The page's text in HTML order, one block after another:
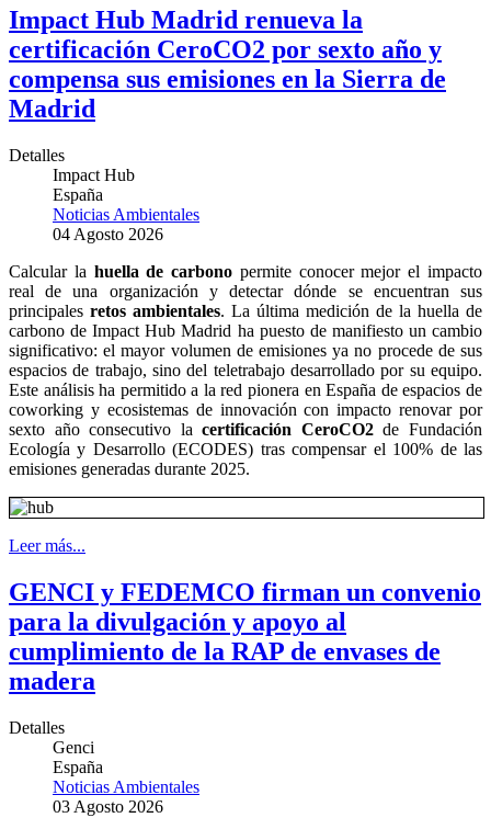
Impact Hub Madrid renueva la
certificación CeroCO2 por sexto año y
compensa sus emisiones en la Sierra de
Madrid
Detalles
Impact Hub
España
Noticias Ambientales
04 Agosto 2026
Calcular la huella de carbono permite conocer mejor el impacto
real de una organización y detectar dónde se encuentran sus
principales retos ambientales. La última medición de la huella de
carbono de Impact Hub Madrid ha puesto de manifiesto un cambio
significativo: el mayor volumen de emisiones ya no procede de sus
espacios de trabajo, sino del teletrabajo desarrollado por su equipo.
Este análisis ha permitido a la red pionera en España de espacios de
coworking y ecosistemas de innovación con impacto renovar por
sexto año consecutivo lacertificación CeroCO2de Fundación
Ecología y Desarrollo (ECODES) tras compensar el 100% de las
emisiones generadas durante 2025.
Leer más...
GENCI y FEDEMCO firman un convenio
para la divulgación y apoyo al
cumplimiento de la RAP de envases de
madera
Detalles
Genci
España
Noticias Ambientales
03 Agosto 2026